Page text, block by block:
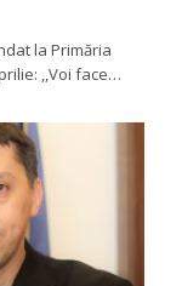
la Primăria
,,Voi face…